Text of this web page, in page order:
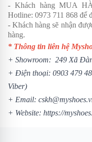
- Khách hàng MUA
Hotline: 0973 711 868 để
- Khách hàng sẽ nhận
hàng.
* Thông tin liên hệ
+ Showroom: 249 Xã
+ Điện thoại: 0903 479
Viber)
+ Email:
+ Website: https://